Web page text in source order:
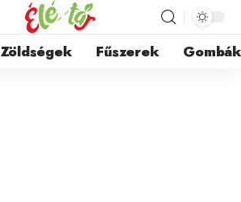
Zöldségek Fűszerek Gombák